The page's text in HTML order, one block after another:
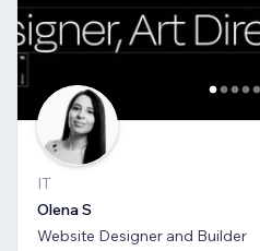
IT
Olena S
Website Designer and Builder